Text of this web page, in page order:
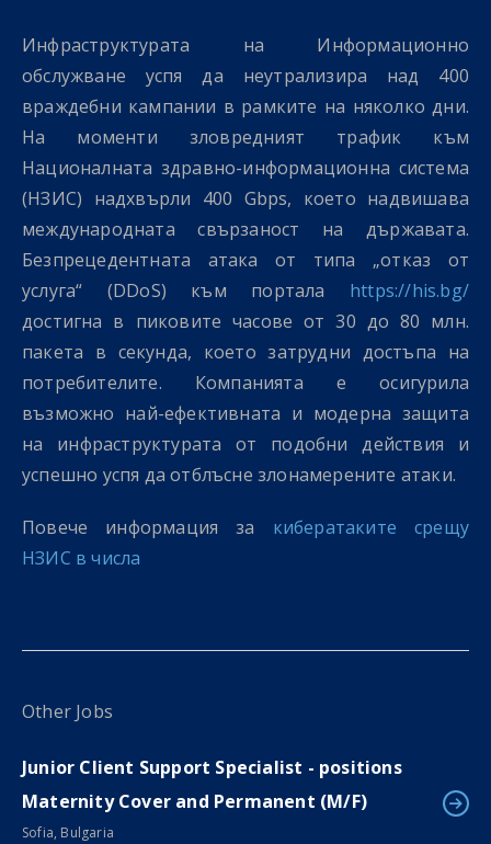
Инфраструктурата на Информационно
обслужване успя да неутрализира над 400
враждебни кампании в рамките на няколко дни.
На моменти зловредният трафик към
Националната здравно-информационна система
(НЗИС) надхвърли 400 Gbps, което надвишава
международната свързаност на държавата.
Безпрецедентната атака от типа „отказ от
услуга“ (DDoS) към портала https://his.bg/
достигна в пиковите часове от 30 до 80 млн.
пакета в секунда, което затрудни достъпа на
потребителите. Компанията е осигурила
възможно най-ефективната и модерна защита
на инфраструктурата от подобни действия и
успешно успя да отблъсне злонамерените атаки.
Повече информация за кибератаките срещу
НЗИС в числа
Other Jobs
Junior Client Support Specialist - positions
Maternity Cover and Permanent (M/F)
Sofia, Bulgaria